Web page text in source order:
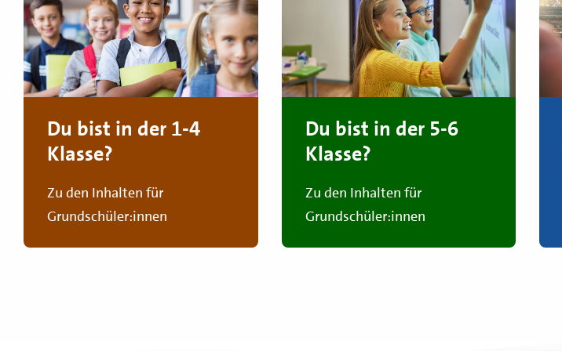
Du bist in der 1-4
Klasse?
Zu den Inhalten für
Grundschüler:innen
Du bist in der 5-6
Klasse?
Zu den Inhalten für
Grundschüler:innen